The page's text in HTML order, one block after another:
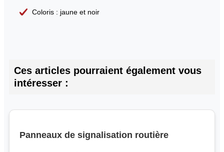
Coloris : jaune et noir
Ces articles pourraient également vous
intéresser :
Panneaux de signalisation routière